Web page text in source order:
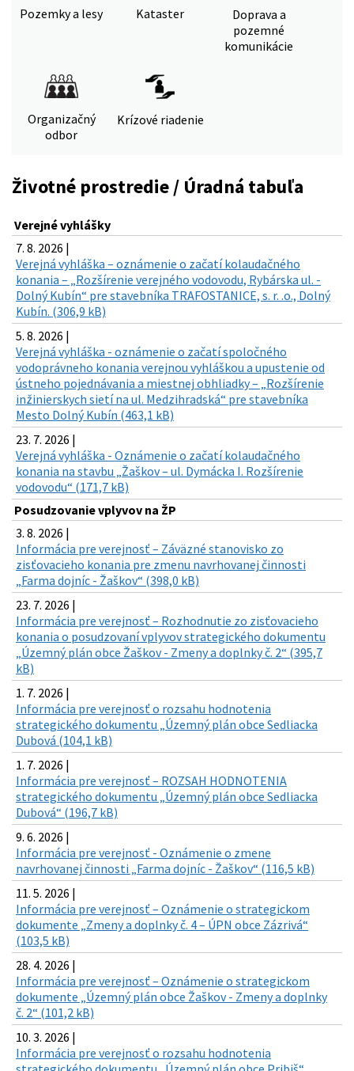
Pozemky a lesy Kataster
Doprava a
pozemné
komunikácie
Organizačný
odbor
Krízové riadenie
Životné prostredie / Úradná tabuľa
Verejné vyhlášky
7. 8. 2026 |
Verejná vyhláška – oznámenie o začatí kolaudačného
konania – „Rozšírenie verejného vodovodu, Rybárska ul. -
Dolný Kubín“ pre stavebníka TRAFOSTANICE, s. r. .o., Dolný
Kubín. (306,9 kB)
5. 8. 2026 |
Verejná vyhláška - oznámenie o začatí spoločného
vodoprávneho konania verejnou vyhláškou a upustenie od
ústneho pojednávania a miestnej obhliadky – „Rozšírenie
inžinierskych sietí na ul. Medzihradská“ pre stavebníka
Mesto Dolný Kubín (463,1 kB)
23. 7. 2026 |
Verejná vyhláška - Oznámenie o začatí kolaudačného
konania na stavbu „Žaškov – ul. Dymácka I. Rozšírenie
vodovodu“ (171,7 kB)
Posudzovanie vplyvov na ŽP
3. 8. 2026 |
Informácia pre verejnosť – Záväzné stanovisko zo
zisťovacieho konania pre zmenu navrhovanej činnosti
„Farma dojníc - Žaškov“ (398,0 kB)
23. 7. 2026 |
Informácia pre verejnosť – Rozhodnutie zo zisťovacieho
konania o posudzovaní vplyvov strategického dokumentu
„Územný plán obce Žaškov - Zmeny a doplnky č. 2“ (395,7
kB)
1. 7. 2026 |
Informácia pre verejnosť o rozsahu hodnotenia
strategického dokumentu „Územný plán obce Sedliacka
Dubová (104,1 kB)
1. 7. 2026 |
Informácia pre verejnosť – ROZSAH HODNOTENIA
strategického dokumentu „Územný plán obce Sedliacka
Dubová“ (196,7 kB)
9. 6. 2026 |
Informácia pre verejnosť - Oznámenie o zmene
navrhovanej činnosti „Farma dojníc - Žaškov“ (116,5 kB)
11. 5. 2026 |
Informácia pre verejnosť – Oznámenie o strategickom
dokumente „Zmeny a doplnky č. 4 – ÚPN obce Zázrivá“
(103,5 kB)
28. 4. 2026 |
Informácia pre verejnosť – Oznámenie o strategickom
dokumente „Územný plán obce Žaškov - Zmeny a doplnky
č. 2“ (101,2 kB)
10. 3. 2026 |
Informácia pre verejnosť o rozsahu hodnotenia